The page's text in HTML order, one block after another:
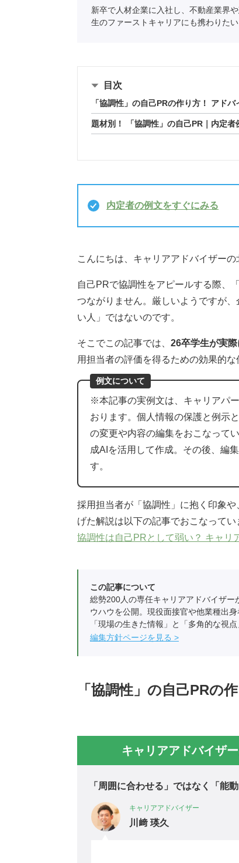
新卒で人材企業に入社し、不動産業界
生のファーストキャリアにも携わりた
目次
「協調性」の自己PRの作り方！ アド
題材別！ 「協調性」の自己PR｜内定者
内定者の例文をすぐにみる
こんにちは、キャリアアドバイザーの
自己PRで協調性をアピールする際、
つながりません。厳しいようですが
い人」ではないのです。
そこでこの記事では、 26卒学生が実
用担当者の評価を得るための効果的
例文について
※本記事の実例文は、キャリアパ
おります。個人情報の保護と例示
の変更や内容の編集をおこなって
成AIを活用して作成。その後、編
す。
採用担当者が「協調性」に抱く印象
げた解説は以下の記事でおこなってい
協調性は自己PRとして弱い？ キャリ
この記事について
総勢200人の専任キャリアアドバイザ
ウハウを公開。現役面接官や他業種出
「現場の生きた情報」と「多角的な視
編集方針ページを見る
「協調性」の自己PRの
キャリアアドバイザ
「周囲に合わせる」ではなく「能
キャリアアドバイザー
川﨑 瑛久